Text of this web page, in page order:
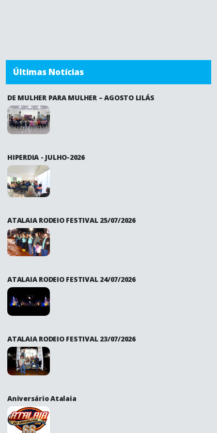
Últimas Notícias
DE MULHER PARA MULHER – AGOSTO LILÁS
HIPERDIA - JULHO-2026
ATALAIA RODEIO FESTIVAL 25/07/2026
ATALAIA RODEIO FESTIVAL 24/07/2026
ATALAIA RODEIO FESTIVAL 23/07/2026
Aniversário Atalaia